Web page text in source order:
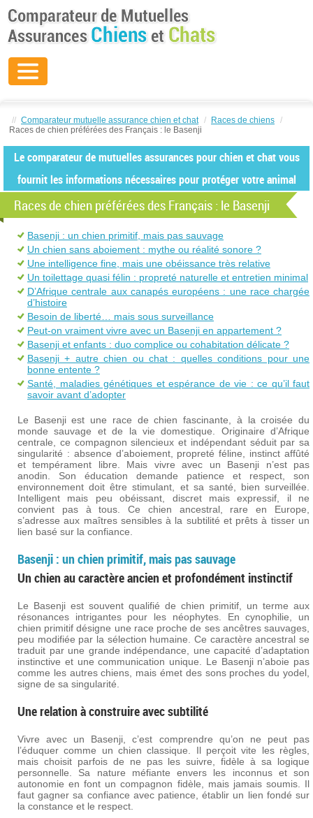
// Comparateur mutuelle assurance chien et chat / Races de chiens /
Races de chien préférées des Français : le Basenji
Le comparateur de mutuelles assurances pour chien et chat vous
fournit les informations nécessaires pour protéger votre animal
Races de chien préférées des Français : le Basenji
Basenji : un chien primitif, mais pas sauvage
Un chien sans aboiement : mythe ou réalité sonore ?
Une intelligence fine, mais une obéissance très relative
Un toilettage quasi félin : propreté naturelle et entretien minimal
D’Afrique centrale aux canapés européens : une race chargée
d’histoire
Besoin de liberté… mais sous surveillance
Peut-on vraiment vivre avec un Basenji en appartement ?
Basenji et enfants : duo complice ou cohabitation délicate ?
Basenji + autre chien ou chat : quelles conditions pour une
bonne entente ?
Santé, maladies génétiques et espérance de vie : ce qu’il faut
savoir avant d’adopter
Le Basenji est une race de chien fascinante, à la croisée du
monde sauvage et de la vie domestique. Originaire d’Afrique
centrale, ce compagnon silencieux et indépendant séduit par sa
singularité : absence d’aboiement, propreté féline, instinct affûté
et tempérament libre. Mais vivre avec un Basenji n’est pas
anodin. Son éducation demande patience et respect, son
environnement doit être stimulant, et sa santé, bien surveillée.
Intelligent mais peu obéissant, discret mais expressif, il ne
convient pas à tous. Ce chien ancestral, rare en Europe,
s’adresse aux maîtres sensibles à la subtilité et prêts à tisser un
lien basé sur la confiance.
Basenji : un chien primitif, mais pas sauvage
Un chien au caractère ancien et profondément instinctif
Le Basenji est souvent qualifié de chien primitif, un terme aux
résonances intrigantes pour les néophytes. En cynophilie, un
chien primitif désigne une race proche de ses ancêtres sauvages,
peu modifiée par la sélection humaine. Ce caractère ancestral se
traduit par une grande indépendance, une capacité d’adaptation
instinctive et une communication unique. Le Basenji n’aboie pas
comme les autres chiens, mais émet des sons proches du yodel,
signe de sa singularité.
Une relation à construire avec subtilité
Vivre avec un Basenji, c’est comprendre qu’on ne peut pas
l’éduquer comme un chien classique. Il perçoit vite les règles,
mais choisit parfois de ne pas les suivre, fidèle à sa logique
personnelle. Sa nature méfiante envers les inconnus et son
autonomie en font un compagnon fidèle, mais jamais soumis. Il
faut gagner sa confiance avec patience, établir un lien fondé sur
la constance et le respect.